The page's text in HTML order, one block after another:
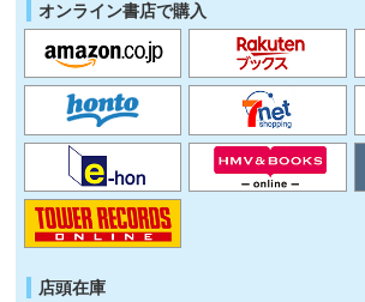
オンライン書店で購入
店頭在庫